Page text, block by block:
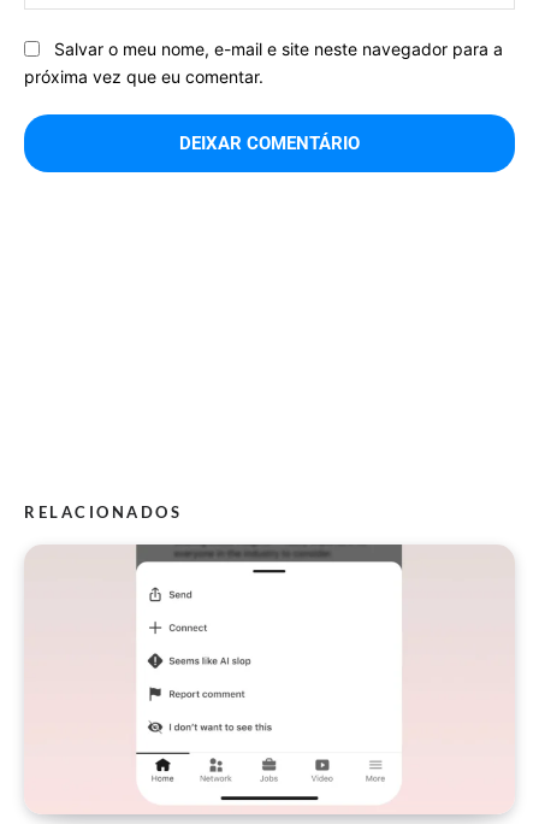
Salvar o meu nome, e-mail e site neste navegador para a
próxima vez que eu comentar.
RELACIONADOS